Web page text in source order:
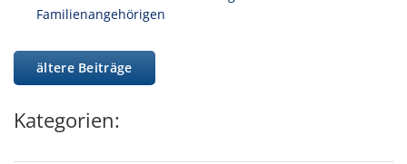
Familienangehörigen
ältere Beiträge
Kategorien: